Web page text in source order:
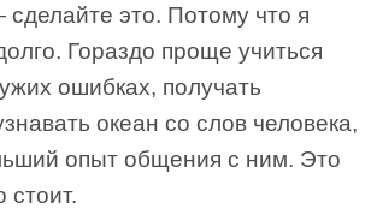
сделайте это. Потому что я
Гораздо проще учиться
ошибках, получать
океан со слов человека,
опыт общения с ним. Это
стоит.